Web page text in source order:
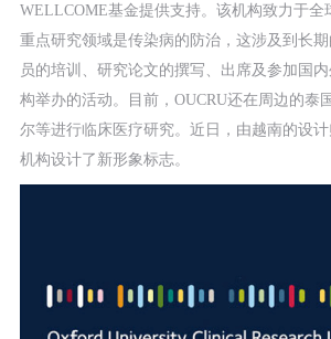
WELLCOME基金提供支持。该机构致力于全
重点研究领域是传染病的防治，这涉及到长
员的培训、研究论文的撰写、出席及参加国
构举办的活动。目前，OUCRU还在周边的泰
尔等进行临床医疗研究。近日，由越南的设计
机构设计了新形象标志。